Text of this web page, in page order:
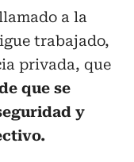
a la
trabajado,
privada, que
que se
y